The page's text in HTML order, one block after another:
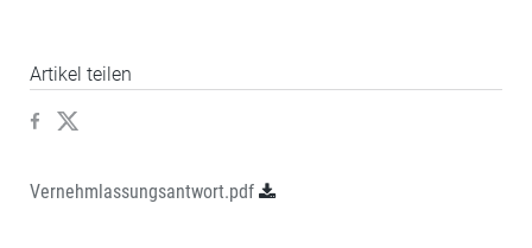
Artikel teilen
Vernehmlassungsantwort.pdf